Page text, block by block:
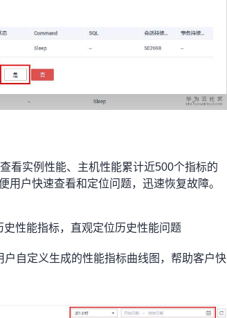
看实例性能、主机性能累计近500个指标的
户快速查看和定位问题，迅速恢复故障。
性能指标，直观定位历史性能问题
自定义生成的性能指标曲线图，帮助客户快